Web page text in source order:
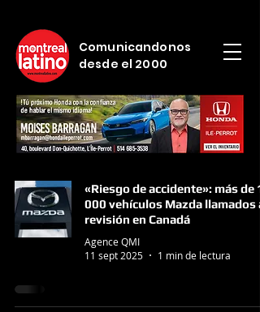
Comunicandonos
desde el 2000
«Riesgo de accidente»: más de
000 vehículos Mazda llamados a
revisión en Canadá
Agence QMI
11 sept 2025
1 min de lectura